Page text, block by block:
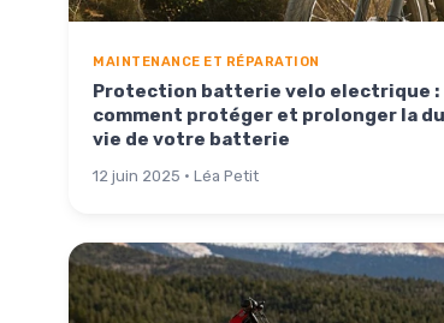
MAINTENANCE ET RÉPARATION
Protection batterie velo electrique :
comment protéger et prolonger la
vie de votre batterie
12 juin 2025 · Léa Petit